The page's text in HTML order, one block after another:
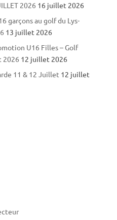
2026 16 juillet 2026
garçons au golf du Lys-
13 juillet 2026
U16 Filles – Golf
2026 12 juillet 2026
11 & 12 Juillet 12 juillet